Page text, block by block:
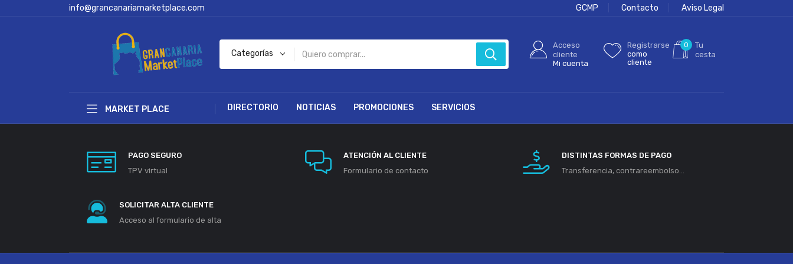
info@grancanariamarketplace.com GCMP Contacto Aviso Legal
Categorías
Acceso
cliente
Mi cuenta
Registrarse
como
cliente
0
Tu
cesta
MARKET PLACE DIRECTORIO NOTICIAS PROMOCIONES SERVICIOS
PAGO SEGURO
TPV virtual
ATENCIÓN AL CLIENTE
Formulario de contacto
DISTINTAS FORMAS DE PAGO
Transferencia, contrareembolso...
SOLICITAR ALTA CLIENTE
Acceso al formulario de alta